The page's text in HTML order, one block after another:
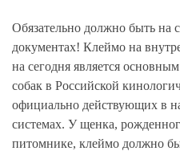
Обязательно должно быть на
документах! Клеймо на
на сегодня является
собак в Российской
официально действующих в
системах. У щенка,
питомнике, клеймо должно